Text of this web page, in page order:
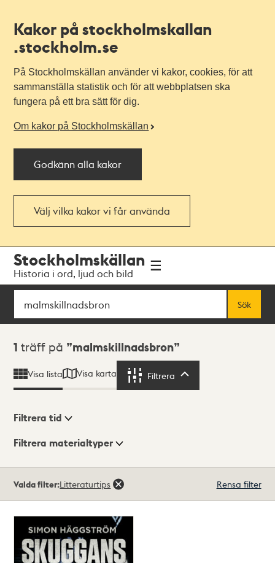
Kakor på stockholmskallan
.stockholm.se
På Stockholmskällan använder vi kakor, cookies, för att
sammanställa statistik och för att webbplatsen ska
fungera på ett bra sätt för dig.
Om kakor på Stockholmskällan
Godkänn alla kakor
Välj vilka kakor vi får använda
navigationen
huvudinnehållet
Stockholmskällan
Historia i ord, ljud och bild
Sök
Sök
Sökresultat
1 träff på malmskillnadsbron
Visa lista Visa karta Filtrera
Visningsläge
Filtrera tid
Filtrera materialtyper
träffar
Valda filter:Litteraturtips Rensa filter